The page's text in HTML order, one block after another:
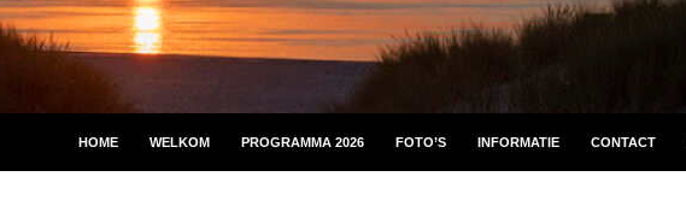
HOME WELKOM PROGRAMMA 2026 FOTO’S INFORMATIE CONTACT